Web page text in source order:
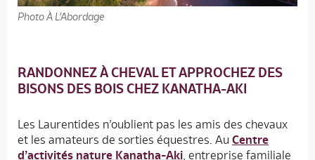
Photo À L’Abordage
RANDONNEZ À CHEVAL ET APPROCHEZ DES
BISONS DES BOIS CHEZ KANATHA-AKI
Les Laurentides n’oublient pas les amis des chevaux
et les amateurs de sorties équestres. Au Centre
d’activités nature Kanatha-Aki , entreprise familiale